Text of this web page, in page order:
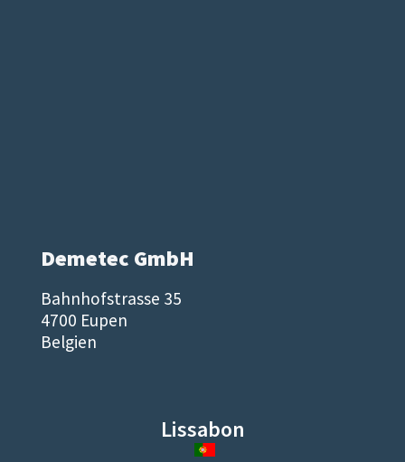
Demetec GmbH
Bahnhofstrasse 35
4700 Eupen
Belgien
Lissabon